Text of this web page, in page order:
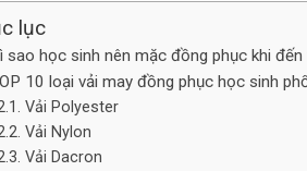
lục
sao học sinh nên mặc đồng phục khi
10 loại vải may đồng phục học sinh
Vải Polyester
Vải Nylon
Vải Dacron